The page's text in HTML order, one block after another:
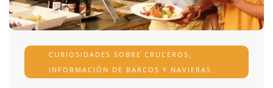
CURIOSIDADES SOBRE CRUCEROS,
INFORMACIÓN DE BARCOS Y NAVIERAS